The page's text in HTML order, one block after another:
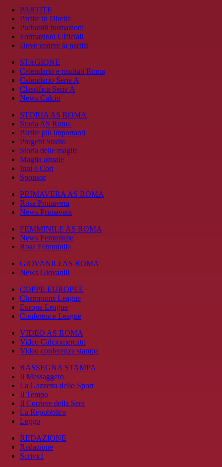
PARTITE
Partite in Diretta
Probabili formazioni
Formazioni Ufficiali
Dove vedere la partita
STAGIONE
Calendario e risultati Roma
Calendario Serie A
Classifica Serie A
News Calcio
STORIA AS ROMA
Storia AS Roma
Partite più importanti
Progetti Stadio
Storia delle maglie
Maglia attuale
Inni e Cori
Sponsor
PRIMAVERA AS ROMA
Rosa Primavera
News Primavera
FEMMINILE AS ROMA
News Femminile
Rosa Femminile
GIOVANILI AS ROMA
News Giovanili
COPPE EUROPEE
Champions League
Europa League
Conference League
VIDEO AS ROMA
Video Calciomercato
Video conferenze stampa
RASSEGNA STAMPA
Il Messaggero
La Gazzetta dello Sport
Il Tempo
Il Corriere della Sera
La Repubblica
Leggo
REDAZIONE
Redazione
Scrivici